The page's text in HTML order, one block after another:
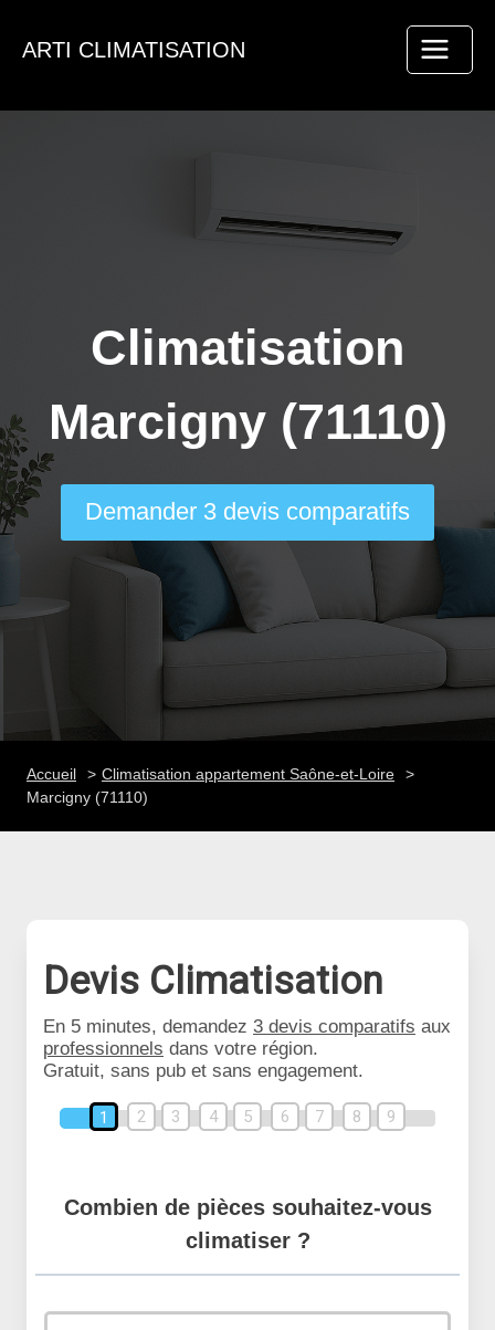
ARTI CLIMATISATION
Climatisation
Marcigny (71110)
Demander 3 devis comparatifs
Accueil
Climatisation appartement Saône-et-Loire
Marcigny (71110)
Devis Climatisation
En 5 minutes, demandez 3 devis comparatifs aux
professionnels dans votre région.
Gratuit, sans pub et sans engagement.
1 2 3 4 5 6 7 8 9
Combien de pièces souhaitez-vous
climatiser ?